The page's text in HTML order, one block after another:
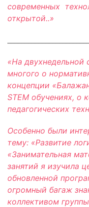
современных
открытой..»
«На двухнедельной
многого о
концепции
STEM обучениях, о
педагогических
Особенно были
тему: «Развитие
«Занимательная
занятий я изучила
обновленной
огромный багаж
коллективом